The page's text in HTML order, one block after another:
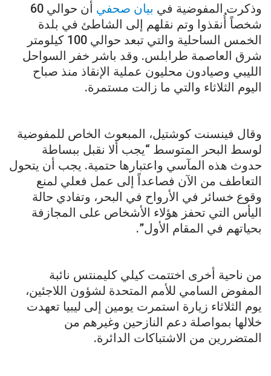
وذكرت المفوضية في بيان صحفي
أن حوالي 60
شخصاً أُنقذوا وتم نقلهم إلى الشاطئ في بلدة
الخمس الساحلية والتي تبعد حوالي 100 كيلومتر
شرق العاصمة طرابلس. وقد باشر خفر السواحل
الليبي وصيادون محليون عملية الإنقاذ منذ صباح
اليوم الثلاثاء والتي ما زالت مستمرة.
وقال فينسنت كوشتيل، المبعوث الخاص للمفوضية
لوسط البحر المتوسط “يجب ألا نقبل ببساطة
حدوث هذه المآسي واعتبارها حتمية. يجب أن يتحول
التعاطف من الآن فصاعداً إلى عمل فعلي لمنع
وقوع خسائر في الأرواح في البحر، وتفادي حالة
اليأس التي تحفز هؤلاء الأشخاص على المجازفة
بحياتهم في المقام الأول”.
من ناحية أخرى اختتمت كيلي كليمنتس نائبة
المفوض السامي للأمم المتحدة لشؤون اللاجئين،
يوم الثلاثاء زيارة استمرت يومين إلى ليبيا تعهدت
خلالها بمواصلة دعم النازحين وغيرهم من
المتضررين من الاشتباكات الدائرة.